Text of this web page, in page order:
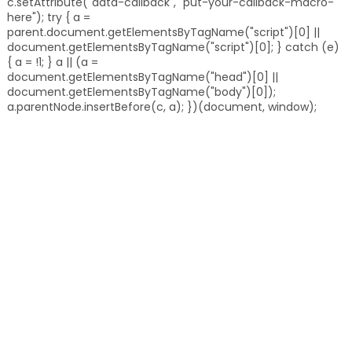
here"); try { a =
parent.document.getElementsByTagName("script")[0] ||
document.getElementsByTagName("script")[0]; } catch (e)
{ a = !1; } a || (a =
document.getElementsByTagName("head")[0] ||
document.getElementsByTagName("body")[0]);
a.parentNode.insertBefore(c, a); })(document, window);